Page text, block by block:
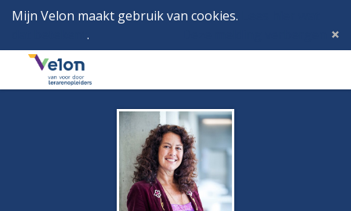
Mijn Velon maakt gebruik van cookies.
.
Menu